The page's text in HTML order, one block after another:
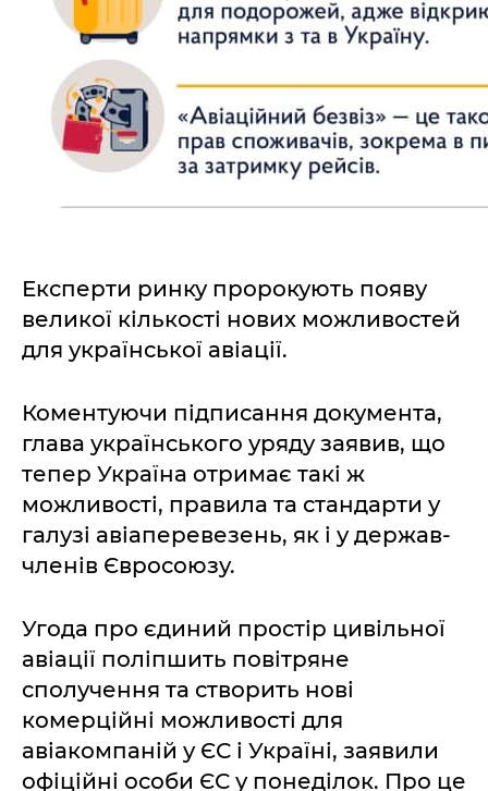
Експерти ринку пророкують появу
великої кількості нових можливостей
для української авіації.
Коментуючи підписання документа,
глава українського уряду заявив, що
тепер Україна отримає такі ж
можливості, правила та стандарти у
галузі авіаперевезень, як і у держав-
членів Євросоюзу.
Угода про єдиний простір цивільної
авіації поліпшить повітряне
сполучення та створить нові
комерційні можливості для
авіакомпаній у ЄС і Україні, заявили
офіційні особи ЄС у понеділок. Про це